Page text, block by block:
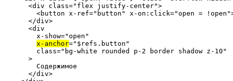
<div class=" flex justify-center">
<button x-ref=" button " x-on:click="open = !open "
</div>
<div
x-show="open "
x-anchor=" $refs.button "
class=" bg-white rounded p-2 border shadow z-10 "
>
Содержимое
</div>